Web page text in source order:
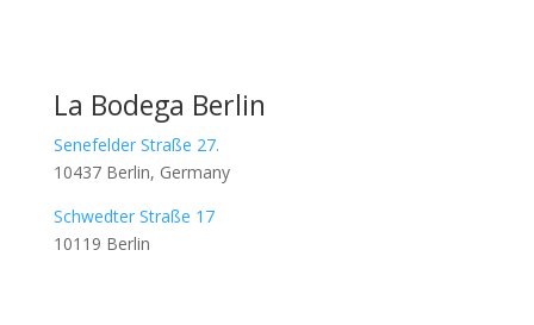
La Bodega Berlin
Senefelder Straße 27.
10437 Berlin, Germany
Schwedter Straße 17
10119 Berlin